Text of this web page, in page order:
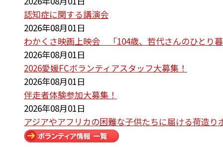
認知症に関する講演会
2026年08月01日
わかくさ映画上映会 「104歳、哲代さんのひとり暮
2026年08月01日
2026愛媛FCボランティアスタッフ大募集！
2026年08月01日
伴走者体験参加大募集！
2026年08月01日
アジアやアフリカの困難な子供たちに届ける荷造り